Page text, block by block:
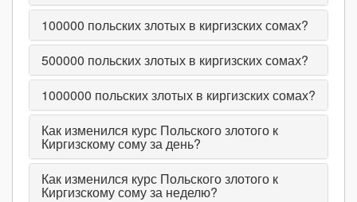
100000 польских злотых в киргизских сомах?
500000 польских злотых в киргизских сомах?
1000000 польских злотых в киргизских сомах?
Как изменился курс Польского злотого к
Киргизскому сому за день?
Как изменился курс Польского злотого к
Киргизскому сому за неделю?